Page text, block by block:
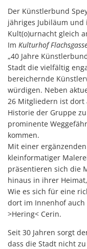
Der Künstlerbund
jähriges Jubiläum
Kult(o)urnacht gleich
Im Kulturhof
„40 Jahre
Stadt die vielfältig
bereichernde
würdigen. Neben
26 Mitgliedern ist dort
Historie der Gruppe
prominente
kommen.
Mit einer
kleinformatiger
präsentieren sich die
hinaus in ihrer
Wie es sich für eine
dort im Innenhof auch
>Hering< Cerin.
Seit 30 Jahren sorgt
dass die Stadt nicht